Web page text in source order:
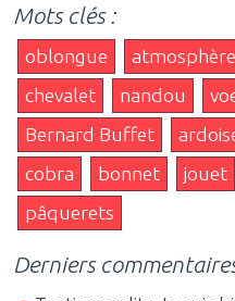
Mots clés :
oblongue atmosphère
chevalet
nandou
Bernard Buffet
cobra
bonnet jouet
pâquerets
Derniers